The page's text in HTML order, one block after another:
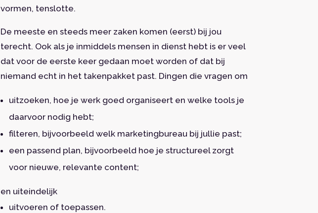
vormen, tenslotte.
De meeste en steeds meer zaken komen (eerst) bij jou
terecht. Ook als je inmiddels mensen in dienst hebt is er veel
dat voor de eerste keer gedaan moet worden of dat bij
niemand echt in het takenpakket past. Dingen die vragen om
uitzoeken, hoe je werk goed organiseert en welke tools je
daarvoor nodig hebt;
filteren, bijvoorbeeld welk marketingbureau bij jullie past;
een passend plan, bijvoorbeeld hoe je structureel zorgt
voor nieuwe, relevante content;
en uiteindelijk
uitvoeren of toepassen.